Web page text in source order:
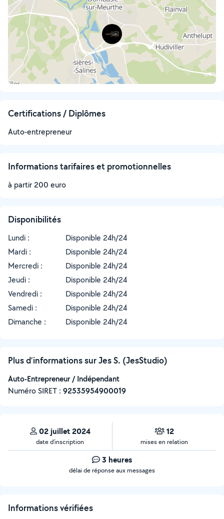
Certifications / Diplômes
Auto-entrepreneur
Informations tarifaires et promotionnelles
à partir 200 euro
Disponibilités
Lundi :
Disponible 24h/24
Mardi :
Disponible 24h/24
Mercredi :
Disponible 24h/24
Jeudi :
Disponible 24h/24
Vendredi :
Disponible 24h/24
Samedi :
Disponible 24h/24
Dimanche :
Disponible 24h/24
Plus d’informations sur Jes S. (JesStudio)
Auto-Entrepreneur / Indépendant
Numéro SIRET : ‍92535954900019
02 juillet 2024
date d’inscription
12
mises en relation
3 heures
délai de réponse aux messages
Informations vérifiées